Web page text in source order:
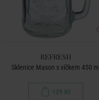
REFRESH
Sklenice Mason s víčkem 450 ml
129 Kč